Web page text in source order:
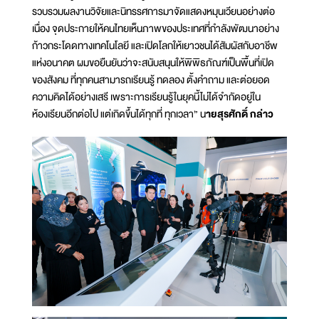
รวบรวมผลงานวิจัยและนิทรรศการมาจัดแสดงหมุนเวียนอย่างต่อ
เนื่อง จุดประกายให้คนไทยเห็นภาพของประเทศที่กำลังพัฒนาอย่าง
ก้าวกระโดดทางเทคโนโลยี และเปิดโลกให้เยาวชนได้สัมผัสกับอาชีพ
แห่งอนาคต ผมขอยืนยันว่าจะสนับสนุนให้พิพิธภัณฑ์เป็นพื้นที่เปิด
ของสังคม ที่ทุกคนสามารถเรียนรู้ ทดลอง ตั้งคำถาม และต่อยอด
ความคิดได้อย่างเสรี เพราะการเรียนรู้ในยุคนี้ไม่ได้จำกัดอยู่ใน
ห้องเรียนอีกต่อไป แต่เกิดขึ้นได้ทุกที่ ทุกเวลา” นายสุรศักดิ์ กล่าว